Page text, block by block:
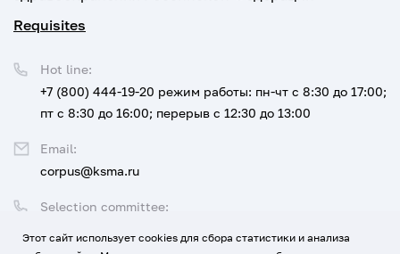
Requisites
Selection committee:
Hot line:
+7 (800) 444-19-20 режим работы: пн-чт с 8:30 до 17:00;
пт с 8:30 до 16:00; перерыв с 12:30 до 13:00
Email:
corpus@ksma.ru
Этот сайт использует cookies для сбора статистики и анализа